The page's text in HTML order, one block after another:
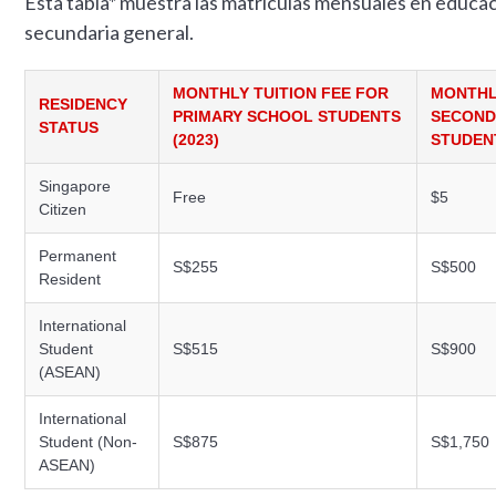
secundaria general.
RESIDENCY
STATUS
MONTHLY TUITION FEE FOR
PRIMARY SCHOOL STUDENTS
(2023)
Singapore
Citizen
Free $5
Permanent
Resident
S$255 S$500
International
Student
(ASEAN)
S$515 S$900
International
Student (Non-
ASEAN)
S$875 S$1,750